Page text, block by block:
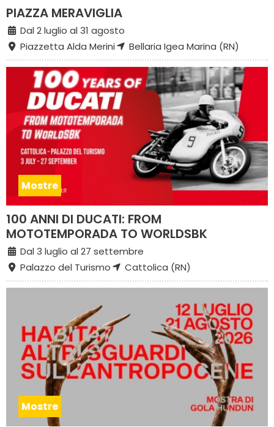
PIAZZA MERAVIGLIA
Dal 2 luglio al 31 agosto
Piazzetta Alda Merini
Bellaria Igea Marina (RN)
Mostre
100 ANNI DI DUCATI: FROM
MOTOTEMPORADA TO WORLDSBK
Dal 3 luglio al 27 settembre
Palazzo del Turismo
Cattolica (RN)
Mostre